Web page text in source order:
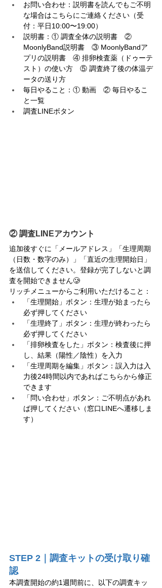
お問い合わせ：説明書を読んでもご不明
な場合はこちらにご連絡ください（受
付：平日10:00〜19:00）
説明書：① 調査全体の説明書　②
MoonlyBand説明書　③ MoonlyBandア
プリの説明書　④ 排卵検査薬（ドゥーテ
スト）の使い方　⑤ 調査終了後の体温デ
ータの送り方
毎日やること：① 動画　② 毎日やるこ
と一覧
調査LINEボタン
② 調査LINEアカウント
追加後すぐに「メールアドレス」「生理周期
（日数・数字のみ）」「直近の生理開始日」
を送信してください。登録が完了しないと調
査を開始できません🥲
リッチメニューからご利用いただけること：
「生理開始」ボタン：生理が始まったら
必ず押してください
「生理終了」ボタン：生理が終わったら
必ず押してください
「排卵検査をした」ボタン：検査後に押
し、結果（陽性／陰性）を入力
「生理周期を編集」ボタン：誤入力は入
力後24時間以内であればこちらから修正
できます
「問い合わせ」ボタン：ご不明点があれ
ば押してください（窓口LINEへ遷移しま
す）
STEP 2｜調査キットの受け取り確
認
本調査開始の約1週間前に、以下の調査キッ